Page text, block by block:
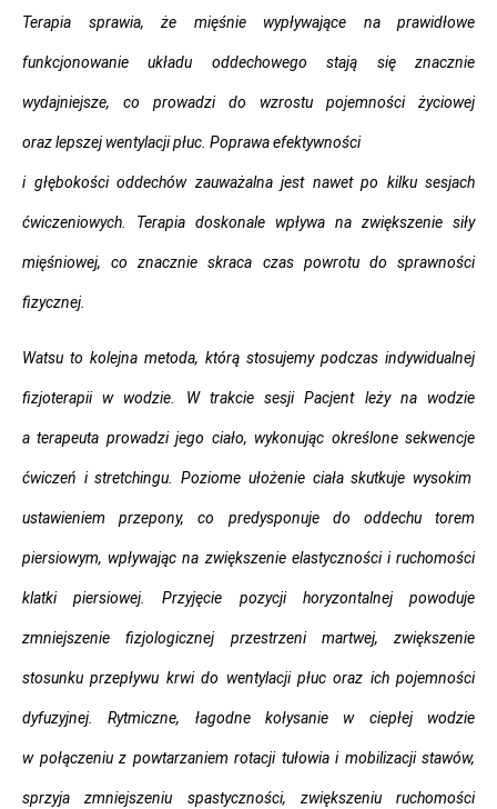
Terapia sprawia, że mięśnie wypływające na prawidłowe
funkcjonowanie układu oddechowego stają się znacznie
wydajniejsze, co prowadzi do wzrostu pojemności życiowej
oraz lepszej wentylacji płuc. Poprawa efektywności
i głębokości oddechów zauważalna jest nawet po kilku sesjach
ćwiczeniowych. Terapia doskonale wpływa na zwiększenie siły
mięśniowej, co znacznie skraca czas powrotu do sprawności
fizycznej.
Watsu to kolejna metoda, którą stosujemy podczas indywidualnej
fizjoterapii w wodzie. W trakcie sesji Pacjent leży na wodzie
a terapeuta prowadzi jego ciało, wykonując określone sekwencje
ćwiczeń i stretchingu. Poziome ułożenie ciała skutkuje wysokim
ustawieniem przepony, co predysponuje do oddechu torem
piersiowym, wpływając na zwiększenie elastyczności i ruchomości
klatki piersiowej. Przyjęcie pozycji horyzontalnej powoduje
zmniejszenie fizjologicznej przestrzeni martwej, zwiększenie
stosunku przepływu krwi do wentylacji płuc oraz ich pojemności
dyfuzyjnej. Rytmiczne, łagodne kołysanie w ciepłej wodzie
w połączeniu z powtarzaniem rotacji tułowia i mobilizacji stawów,
sprzyja zmniejszeniu spastyczności, zwiększeniu ruchomości